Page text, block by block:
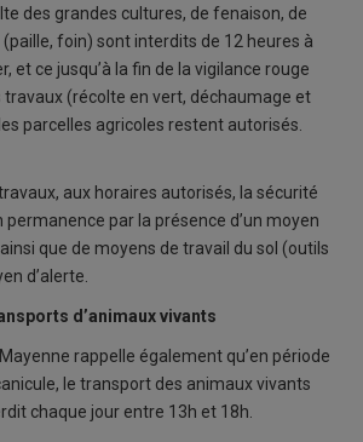
des grandes cultures, de fenaison, de
foin) sont interdits de 12 heures à
et ce jusqu’à la fin de la vigilance rouge
travaux (récolte en vert, déchaumage et
parcelles agricoles restent autorisés.
aux horaires autorisés, la sécurité
par la présence d’un moyen
que de moyens de travail du sol (outils
d’alerte.
d’animaux vivants
rappelle également qu’en période
le transport des animaux vivants
chaque jour entre 13h et 18h.